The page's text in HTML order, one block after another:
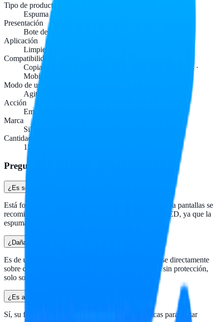
Tipo de producto
Espuma limpiadora antiestática
Presentación
Bote de 454 ml
Aplicación
Limpieza externa de gabinetes y plásticos
Compatibilidad
Copiadoras · CPU · Impresoras · No-breaks · Escáners ·
Mobiliario de oficina
Modo de uso
Agitar, aplicar, frotar y retirar con paño
Acción
Emulsificante anti-grasa
Marca
Silimex
Cantidad por caja
15 piezas
Preguntas frecuentes
¿Es seguro para pantallas de monitores y laptops?
Está formulada para gabinetes y carcasas plásticas. Para pantallas se
recomienda usar limpiadores específicos para LCD/LED, ya que la
espuma puede ser muy agresiva.
¿Daña los teclados o componentes electrónicos?
Es de uso exclusivamente externo. No debe aplicarse directamente
sobre componentes electrónicos abiertos o teclados sin protección,
solo sobre superficies plásticas exteriores.
¿Es antiestática?
Sí, su formulación incluye propiedades antiestáticas para evitar